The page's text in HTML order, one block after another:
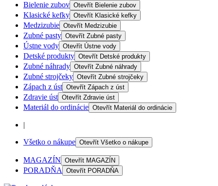
Bielenie zubov Otevřít Bielenie zubov
Klasické kefky Otevřít Klasické kefky
Medzizubie Otevřít Medzizubie
Zubné pasty Otevřít Zubné pasty
Ústne vody Otevřít Ústne vody
Detské produkty Otevřít Detské produkty
Zubné náhrady Otevřít Zubné náhrady
Zubné strojčeky Otevřít Zubné strojčeky
Zápach z úst Otevřít Zápach z úst
Zdravie úst Otevřít Zdravie úst
Materiál do ordinácie Otevřít Materiál do ordinácie
|
Všetko o nákupe Otevřít Všetko o nákupe
MAGAZÍN Otevřít MAGAZÍN
PORADŇA Otevřít PORADŇA